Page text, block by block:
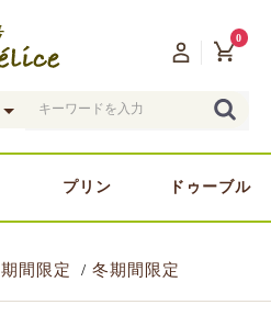
0
プリン ドゥーブル
期間限定 冬期間限定